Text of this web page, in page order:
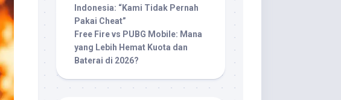
Indonesia: “Kami Tidak Pernah
Pakai Cheat”
Free Fire vs PUBG Mobile: Mana
yang Lebih Hemat Kuota dan
Baterai di 2026?